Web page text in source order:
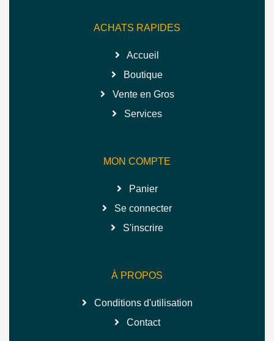
ACHATS RAPIDES
Accueil
Boutique
Vente en Gros
Services
MON COMPTE
Panier
Se connecter
S'inscrire
À PROPOS
Conditions d'utilisation
Contact